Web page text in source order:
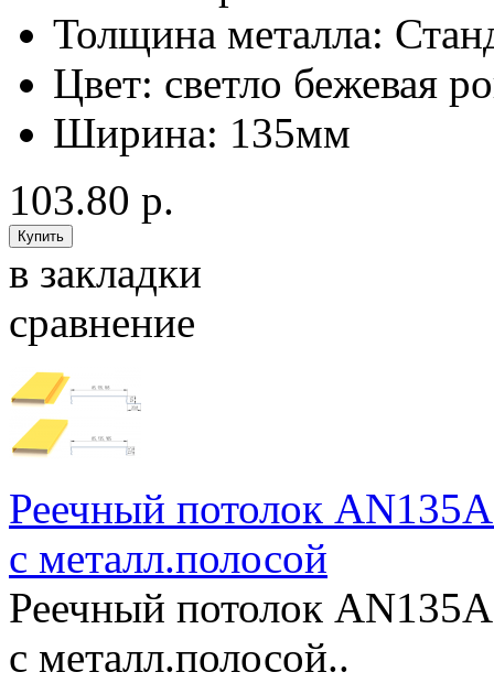
Толщина металла:
Цвет: светло бежевая
Ширина: 135мм
103.80 р.
в закладки
сравнение
Реечный потолок
с металл.полосой
Реечный потолок
с металл.полосой..